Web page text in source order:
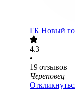
ГК Новый
4.3
•
19 отзывов
Череповец